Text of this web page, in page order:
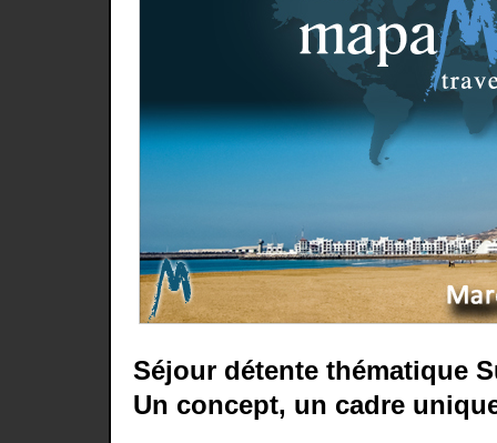
Séjour détente thématique
Un concept, un cadre